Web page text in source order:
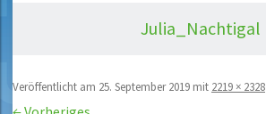
Julia_Nachtigal
Veröffentlicht am 25. September 2019 mit 2219 × 2328